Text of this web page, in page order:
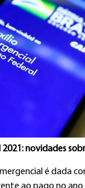
novidades
é dada